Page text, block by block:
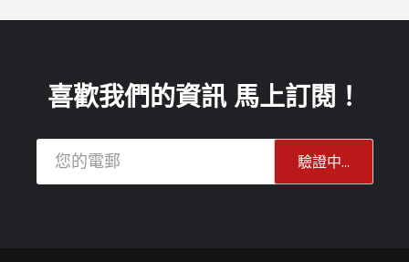
2026-08-10
喜歡我們的資訊 馬上訂閱！